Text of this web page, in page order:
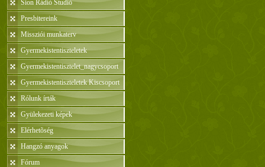
Sion Rádió Studió
Presbitereink
Missziói munkaterv
Gyermekistentiszteletek
Gyermekistentisztelet_nagycsoport
Gyermekistentiszteletek Kiscsoport
Rólunk írták
Gyülekezeti képek
Elérhetõség
Hangzó anyagok
Fórum